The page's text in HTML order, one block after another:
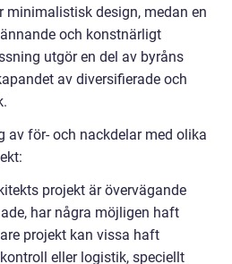
minimalistisk design, medan en
och konstnärligt
utgör en del av byråns
av diversifierade och
av för- och nackdelar med olika
projekt är övervägande
har några möjligen haft
projekt kan vissa haft
eller logistik, speciellt